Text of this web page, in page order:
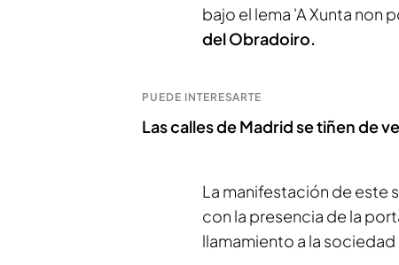
bajo el lema 'A Xunta non
del Obradoiro.
PUEDE INTERESARTE
Las calles de Madrid se tiñen de
La manifestación de este
con la presencia de la
llamamiento a la